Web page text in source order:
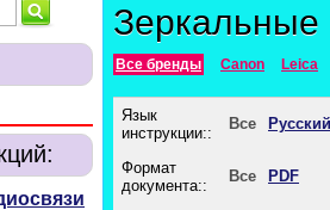
Зеркальные
Все бренды Canon Leica
Язык
инструкции::
Все Русский
Формат
документа::
Все PDF